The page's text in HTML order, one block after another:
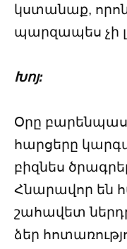
կստանաք,
պարզապես չի
Խոյ:
Օրը
հարցերը
բիզնես
Հնարավոր են
շահավետ
ձեր